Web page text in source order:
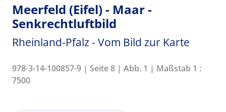
Meerfeld (Eifel) - Maar -
Senkrechtluftbild
Rheinland-Pfalz - Vom Bild zur Karte
978-3-14-100857-9 | Seite 8 | Abb. 1 | Maßstab 1 :
7500